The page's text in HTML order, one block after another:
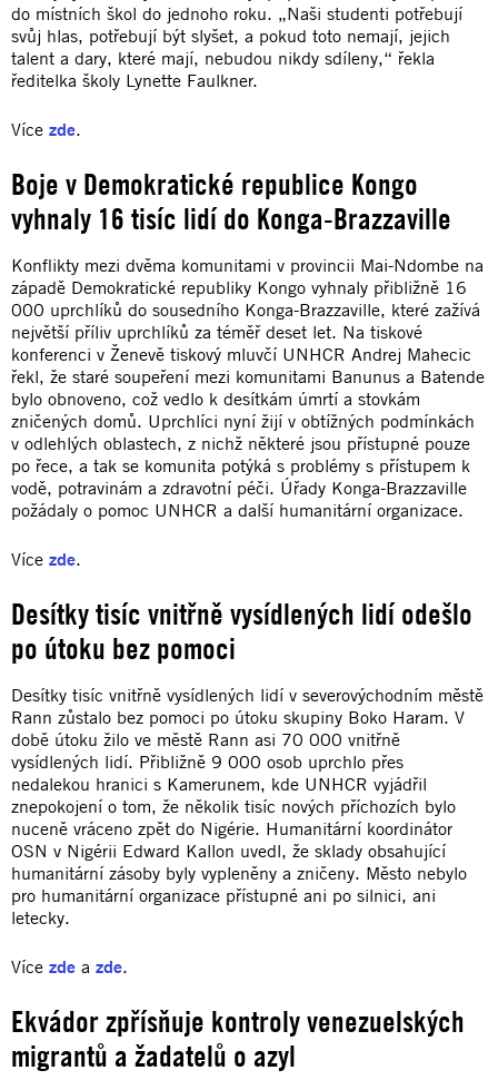
do místních škol do jednoho roku. „Naši studenti potřebují
svůj hlas, potřebují být slyšet, a pokud toto nemají, jejich
talent a dary, které mají, nebudou nikdy sdíleny,“ řekla
ředitelka školy Lynette Faulkner.
Více zde.
Boje v Demokratické republice Kongo
vyhnaly 16 tisíc lidí do Konga-Brazzaville
Konflikty mezi dvěma komunitami v provincii Mai-Ndombe na
západě Demokratické republiky Kongo vyhnaly přibližně 16
000 uprchlíků do sousedního Konga-Brazzaville, které zažívá
největší příliv uprchlíků za téměř deset let. Na tiskové
konferenci v Ženevě tiskový mluvčí UNHCR Andrej Mahecic
řekl, že staré soupeření mezi komunitami Banunus a Batende
bylo obnoveno, což vedlo k desítkám úmrtí a stovkám
zničených domů. Uprchlíci nyní žijí v obtížných podmínkách
v odlehlých oblastech, z nichž některé jsou přístupné pouze
po řece, a tak se komunita potýká s problémy s přístupem k
vodě, potravinám a zdravotní péči. Úřady Konga-Brazzaville
požádaly o pomoc UNHCR a další humanitární organizace.
Více zde.
Desítky tisíc vnitřně vysídlených lidí odešlo
po útoku bez pomoci
Desítky tisíc vnitřně vysídlených lidí v severovýchodním městě
Rann zůstalo bez pomoci po útoku skupiny Boko Haram. V
době útoku žilo ve městě Rann asi 70 000 vnitřně
vysídlených lidí. Přibližně 9 000 osob uprchlo přes
nedalekou hranici s Kamerunem, kde UNHCR vyjádřil
znepokojení o tom, že několik tisíc nových příchozích bylo
nuceně vráceno zpět do Nigérie. Humanitární koordinátor
OSN v Nigérii Edward Kallon uvedl, že sklady obsahující
humanitární zásoby byly vypleněny a zničeny. Město nebylo
pro humanitární organizace přístupné ani po silnici, ani
letecky.
Více zde a zde.
Ekvádor zpřísňuje kontroly venezuelských
migrantů a žadatelů o azyl